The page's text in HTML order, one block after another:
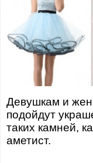
Девушкам и
подойдут
таких камней,
аметист.